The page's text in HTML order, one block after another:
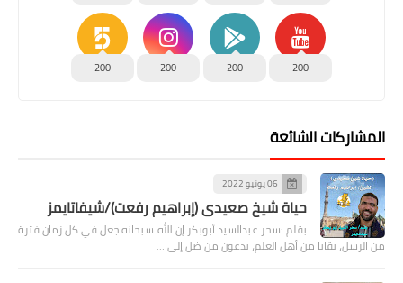
200
200
200
200
المشاركات الشائعة
06 يونيو 2022
حياة شيخ صعيدى (إبراهيم رفعت)/شيفاتايمز
بقلم :سحر عبدالسيد أبوبكر إن الله سبحانه جعل في كل زمان فترة
من الرسل، بقايا من أهل العلم، يدعون من ضل إلى …